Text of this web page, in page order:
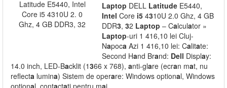
Laptop DELL Latitude E5440,
Intel Core i5 4310U 2.0 Ghz, 4 GB
DDR3, 32 Laptop – Calculator »
Laptop-uri 1 416,10 lei Cluj-
Napoca Azi 1 416,10 lei: Calitate:
Second Hand Brand: Dell Display:
14.0 inch, LED-Backlit (1366 x 768), anti-glare (ecran mat, nu
reflecta lumina) Sistem de operare: Windows optional, Windows
optional, contactati pentru mai ...